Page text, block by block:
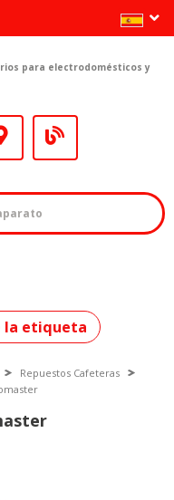
para electrodomésticos y
la etiqueta
Repuestos Cafeteras